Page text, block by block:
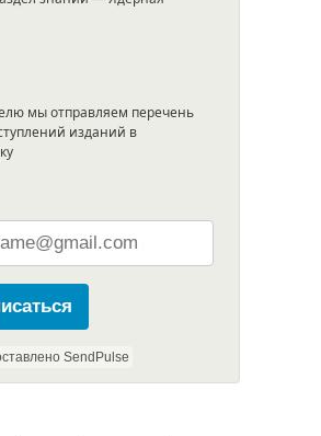
мы отправляем перечень
изданий в
SendPulse